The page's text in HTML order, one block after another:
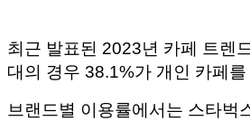
최근 발표된 2023년 카페 트렌
대의 경우 38.1%가 개인 카페
브랜드별 이용률에서는 스타벅